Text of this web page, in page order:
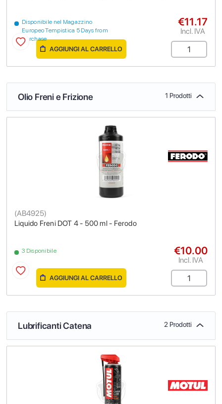
Disponibile nel Magazzino
Europeo Tempistica 5 Days from
purchase
€11.17
Incl. IVA
AGGIUNGI AL CARRELLO
Olio Freni e Frizione 1 Prodotti
Liquido Freni DOT 4 - 500 ml - Ferodo
(AB4925)
3 Disponibile €10.00
Incl. IVA
AGGIUNGI AL CARRELLO
Lubrificanti Catena 2 Prodotti